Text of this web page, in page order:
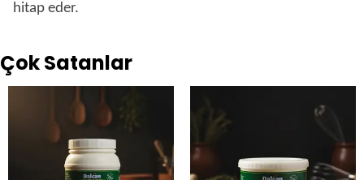
hitap eder.
Çok Satanlar